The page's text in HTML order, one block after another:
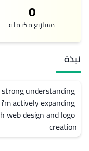
0
مشاريع مكتملة
نبذة
understanding
actively expanding
web design and logo
creation